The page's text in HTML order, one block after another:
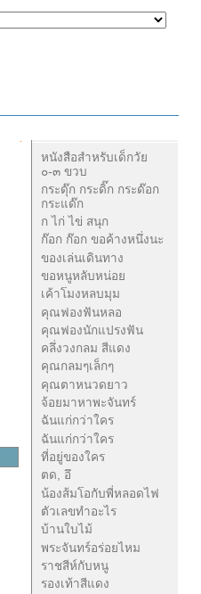
หนังสือสำหรับเด็กวัย
๐-๓ ขวบ
กระดุ๊ก กระดิ๊ก กระด๊อก
กระแด๊ก
ก ไก่ ไข่ สนุก
ก๊อก ก๊อก ขอค้างหนึ่งนะ
ของเล่นเดินทาง
ขอหนูหลับหน่อย
เค้าโมงหลบมุม
คุณฟองฟันหลอ
คุณฟองนักแปรงฟัน
คลึ่งวงกลม สีแดง
คุณกลมๆเล็กๆ
คุณตาหนวดยาว
จ้อยมาหาพะจันทร์
ฉันแก่กว่าใคร
ฉันแก่กว่าใคร
ที่อยู่ของใคร
ตด, อึ
น้องส้มโอกับพี่หลอดไฟ
ตัวเลขทำอะไร
บ้านใบไม้
พระจันทร์อร่อยไหม
ราชสีห์กับหนู
รองเท้าสีแดง